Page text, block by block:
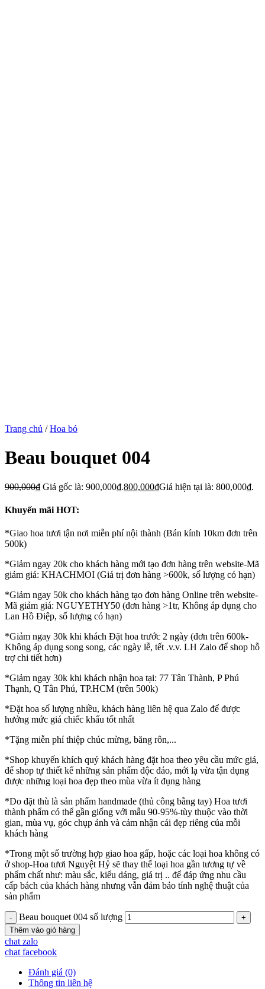
Trang chủ / Hoa bó
Beau bouquet 004
900,000₫ Giá gốc là: 900,000₫.800,000₫Giá hiện tại là: 800,000₫.
Khuyến mãi HOT:
*Giao hoa tươi tận nơi miễn phí nội thành (Bán kính 10km đơn trên
500k)
*Giảm ngay 20k cho khách hàng mới tạo đơn hàng trên website-Mã
giảm giá: KHACHMOI (Giá trị đơn hàng >600k, số lượng có hạn)
*Giảm ngay 50k cho khách hàng tạo đơn hàng Online trên website-
Mã giảm giá: NGUYETHY50 (đơn hàng >1tr, Không áp dụng cho
Lan Hồ Điệp, số lượng có hạn)
*Giảm ngay 30k khi khách Đặt hoa trước 2 ngày (đơn trên 600k-
Không áp dụng song song, các ngày lễ, tết .v.v. LH Zalo để shop hỗ
trợ chi tiết hơn)
*Giảm ngay 30k khi khách nhận hoa tại: 77 Tân Thành, P Phú
Thạnh, Q Tân Phú, TP.HCM (trên 500k)
*Đặt hoa số lượng nhiều, khách hàng liên hệ qua Zalo để được
hưởng mức giá chiếc khấu tốt nhất
*Tặng miễn phí thiệp chúc mừng, băng rôn,...
*Shop khuyến khích quý khách hàng đặt hoa theo yêu cầu mức giá,
để shop tự thiết kế những sản phẩm độc đáo, mới lạ vừa tận dụng
được những loại hoa đẹp theo mùa vừa ít đụng hàng
*Do đặt thù là sản phẩm handmade (thủ công bằng tay) Hoa tươi
thành phẩm có thể gần giống với mẫu 90-95%-tùy thuộc vào thời
gian, mùa vụ, góc chụp ảnh và cảm nhận cái đẹp riêng của mỗi
khách hàng
*Trong một số trường hợp giao hoa gấp, hoặc các loại hoa không có
ở shop-Hoa tươi Nguyệt Hỷ sẽ thay thế loại hoa gần tương tự về
phẩm chất như: màu sắc, kiểu dáng, giá trị .. để đáp ứng nhu cầu
cấp bách của khách hàng nhưng vẫn đảm bảo tính nghệ thuật của
sản phẩm
Beau bouquet 004 số lượng
Thêm vào giỏ hàng
chat zalo
chat facebook
Đánh giá (0)
Thông tin liên hệ